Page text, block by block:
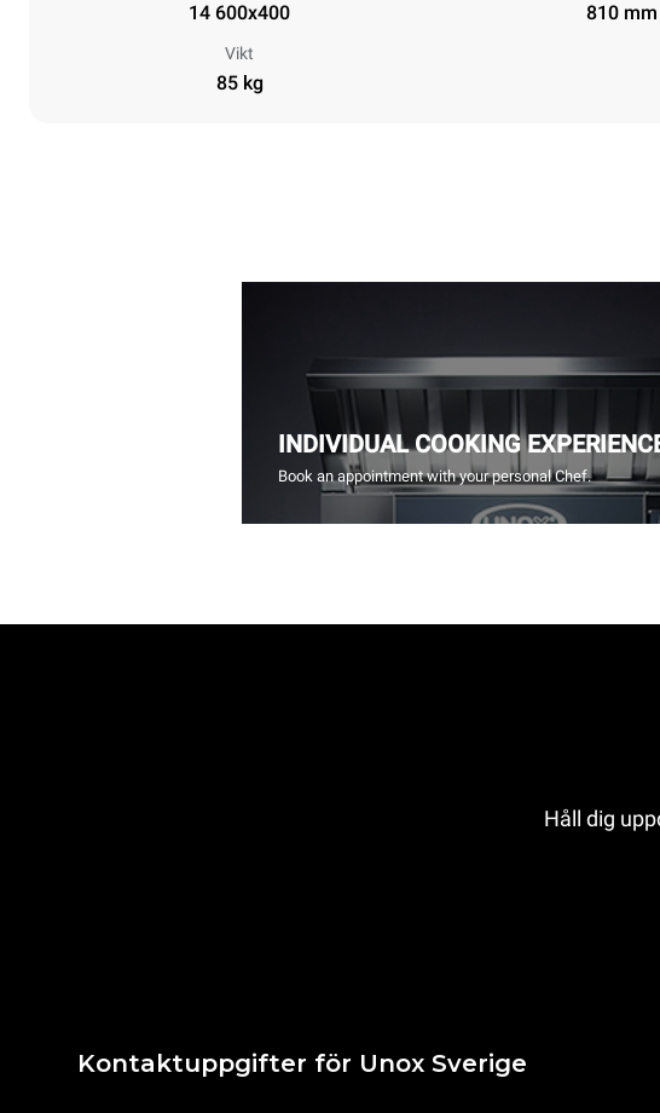
14 600x400 810 mm
Vikt
85 kg
INDIVIDUAL COOKING
Book an appointment with your personal Chef.
Håll dig
Kontaktuppgifter för Unox Sverige